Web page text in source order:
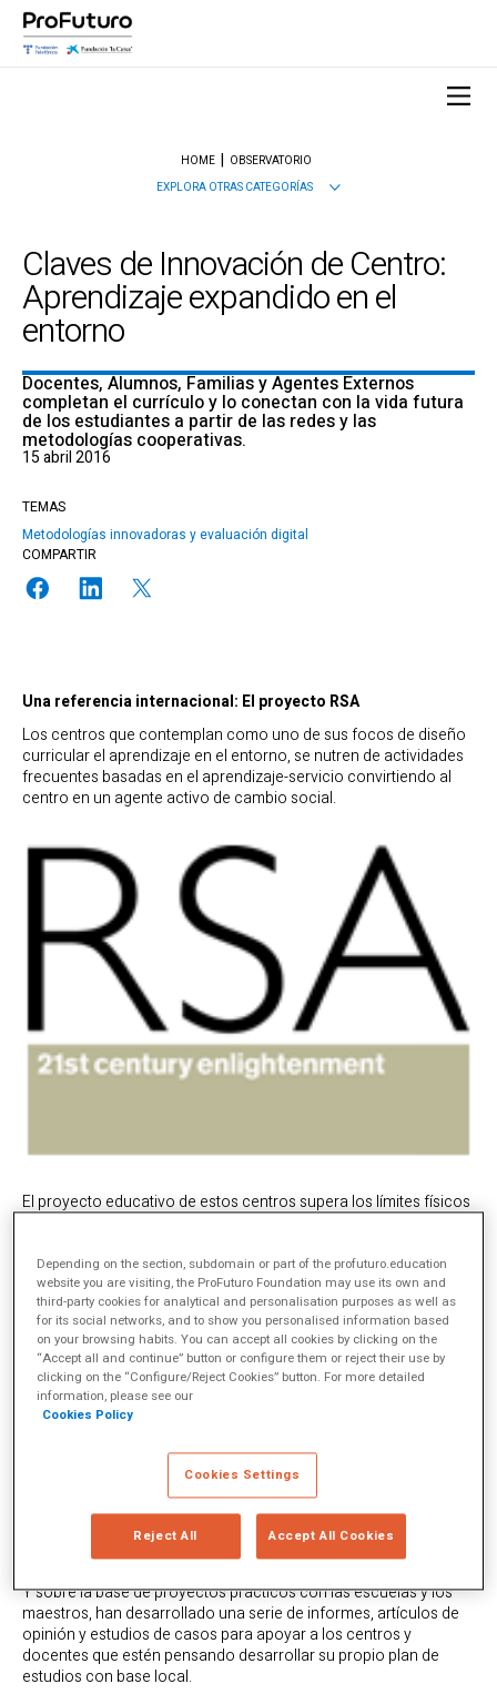
HOME
OBSERVATORIO
EXPLORA OTRAS CATEGORÍAS
Claves de Innovación de Centro:
Aprendizaje expandido en el
entorno
Docentes, Alumnos, Familias y Agentes Externos
completan el currículo y lo conectan con la vida futura
de los estudiantes a partir de las redes y las
metodologías cooperativas.
15 abril 2016
TEMAS
Metodologías innovadoras y evaluación digital
COMPARTIR
Una referencia internacional: El proyecto RSA
Los centros que contemplan como uno de sus focos de diseño
curricular el aprendizaje en el entorno, se nutren de actividades
frecuentes basadas en el aprendizaje-servicio convirtiendo al
centro en un agente activo de cambio social.
El proyecto educativo de estos centros supera los límites físicos
herramientas globales, curriculares y extracurriculares.
Y este es el objetivo del proyecto RSA, un plan de estudios
basado en el territorio para mejorar las experiencias educativas
de los jóvenes. Un proyecto de investigación desarrollado en las
escuelas y comunidades de las ciudades de Manchester y
Peterborough.
De esta forma, el RSA ha desarrollado la idea de un plan de
Por un lugar
Para un lugar
Y sobre la base de proyectos prácticos con las escuelas y los
maestros, han desarrollado una serie de informes, artículos de
opinión y estudios de casos para apoyar a los centros y
docentes que estén pensando desarrollar su propio plan de
estudios con base local.
Depending on the section, subdomain or part of the profuturo.education
website you are visiting, the ProFuturo Foundation may use its own and
third-party cookies for analytical and personalisation purposes as well as
for its social networks, and to show you personalised information based
on your browsing habits. You can accept all cookies by clicking on the
“Accept all and continue” button or configure them or reject their use by
clicking on the “Configure/Reject Cookies” button. For more detailed
information, please see our
Cookies Policy
Cookies Settings
Reject All Accept All Cookies